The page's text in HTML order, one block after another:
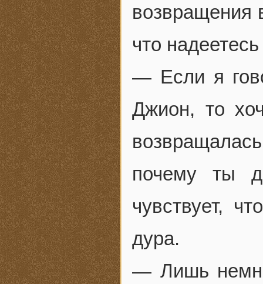
возвращения
что
— Если я
Джион, то
почему ты
чувствует,
дура.
— Лишь